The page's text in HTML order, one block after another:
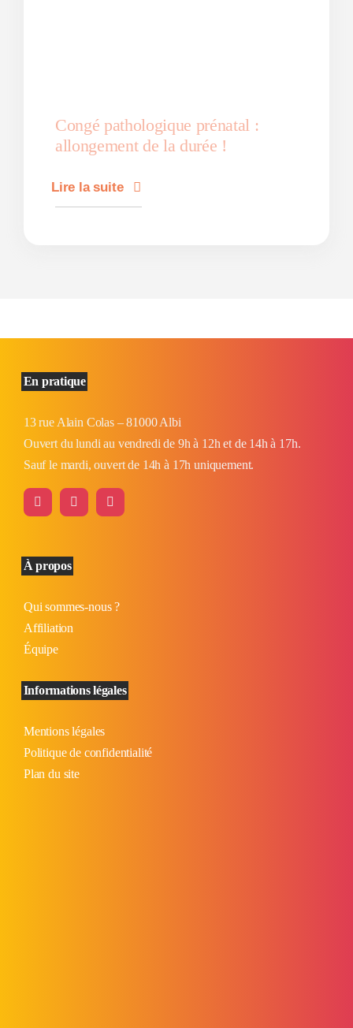
Congé pathologique prénatal :
allongement de la durée !
Lire la suite
En pratique
13 rue Alain Colas – 81000 Albi
Ouvert du lundi au vendredi de 9h à 12h et de 14h à 17h.
Sauf le mardi, ouvert de 14h à 17h uniquement.
À propos
Qui sommes-nous ?
Affiliation
Équipe
Informations légales
Mentions légales
Politique de confidentialité
Plan du site